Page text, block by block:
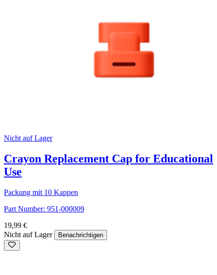
Nicht auf Lager
Crayon Replacement Cap for Educational
Use
Packung mit 10 Kappen
Part Number: 951-000009
19,99 €
Nicht auf Lager
Benachrichtigen